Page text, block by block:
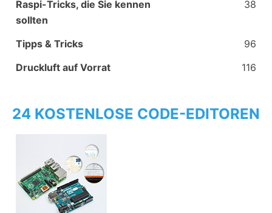
38
Raspi-Tricks, die Sie kennen
sollten
96
Tipps & Tricks
116
Druckluft auf Vorrat
24 KOSTENLOSE CODE-EDITOREN